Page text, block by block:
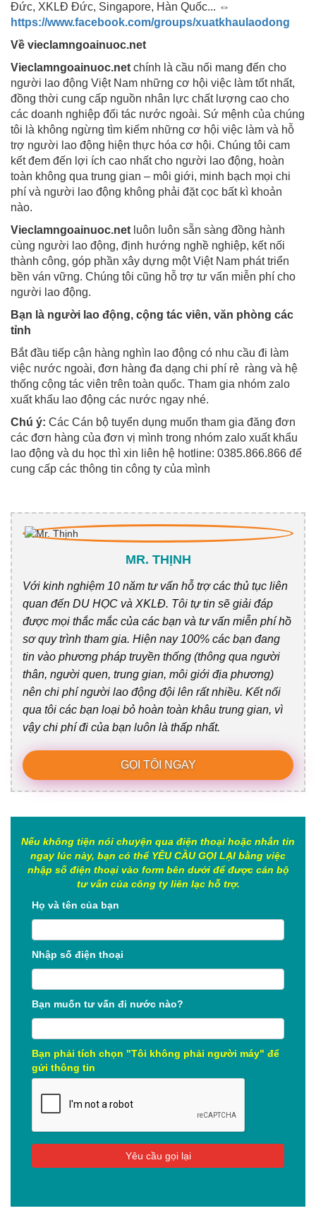
Đức, XKLĐ Đức, Singapore, Hàn Quốc... ⇔
https://www.facebook.com/groups/xuatkhaulaodong
Về vieclamngoainuoc.net
Vieclamngoainuoc.net chính là cầu nối mang đến cho
người lao động Việt Nam những cơ hội việc làm tốt nhất,
đồng thời cung cấp nguồn nhân lực chất lượng cao cho
các doanh nghiệp đối tác nước ngoài. Sứ mệnh của chúng
tôi là không ngừng tìm kiếm những cơ hội việc làm và hỗ
trợ người lao động hiện thực hóa cơ hội. Chúng tôi cam
kết đem đến lợi ích cao nhất cho người lao động, hoàn
toàn không qua trung gian – môi giới, minh bạch mọi chi
phí và người lao động không phải đặt cọc bất kì khoản
nào.
Vieclamngoainuoc.net luôn luôn sẵn sàng đồng hành
cùng người lao động, định hướng nghề nghiệp, kết nối
thành công, góp phần xây dựng một Việt Nam phát triển
bền ván vững. Chúng tôi cũng hỗ trợ tư vấn miễn phí cho
người lao động.
Bạn là người lao động, cộng tác viên, văn phòng các
tỉnh
Bắt đầu tiếp cận hàng nghìn lao động có nhu cầu đi làm
việc nước ngoài, đơn hàng đa dạng chi phí rẻ ràng và hệ
thống cộng tác viên trên toàn quốc. Tham gia nhóm zalo
xuất khẩu lao động các nước ngay nhé.
Chú ý: Các Cán bộ tuyển dụng muốn tham gia đăng đơn
các đơn hàng của đơn vị mình trong nhóm zalo xuất khẩu
lao động và du học thì xin liên hệ hotline: 0385.866.866 để
cung cấp các thông tin công ty của mình
MR. THỊNH
Với kinh nghiệm 10 năm tư vấn hỗ trợ các thủ tục liên
quan đến DU HỌC và XKLĐ. Tôi tự tin sẽ giải đáp
được mọi thắc mắc của các bạn và tư vấn miễn phí hồ
sơ quy trình tham gia. Hiện nay 100% các bạn đang
tin vào phương pháp truyền thống (thông qua người
thân, người quen, trung gian, môi giới địa phương)
nên chi phí người lao động đội lên rất nhiều. Kết nối
qua tôi các bạn loại bỏ hoàn toàn khâu trung gian, vì
vậy chi phí đi của bạn luôn là thấp nhất.
GỌI TÔI NGAY
Nếu không tiện nói chuyện qua điện thoại hoặc nhắn tin
ngay lúc này, bạn có thể YÊU CẦU GỌI LẠI bằng việc
nhập số điện thoại vào form bên dưới để được cán bộ
tư vấn của công ty liên lạc hỗ trợ.
Họ và tên của bạn
Nhập số điện thoại
Bạn muốn tư vấn đi nước nào?
Bạn phải tích chọn "Tôi không phải người máy" để
gửi thông tin